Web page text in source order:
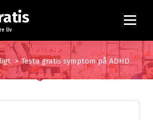
liv
>Testa gratis symptom på ADHD